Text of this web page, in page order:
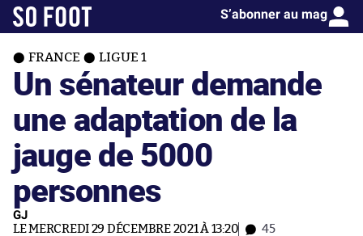
S’abonner au mag
FRANCE LIGUE 1
Un sénateur demande
une adaptation de la
jauge de 5000
personnes
GJ
LE MERCREDI 29 DÉCEMBRE 2021 À 13:20 45